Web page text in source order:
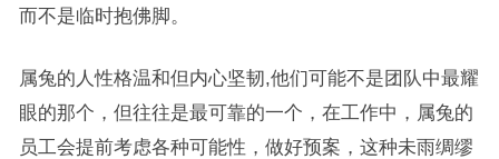
而不是临时抱佛脚。
属兔的人性格温和但内心坚韧,他们可能不是团队中最耀
眼的那个，但往往是最可靠的一个，在工作中，属兔的
员工会提前考虑各种可能性，做好预案，这种未雨绸缪